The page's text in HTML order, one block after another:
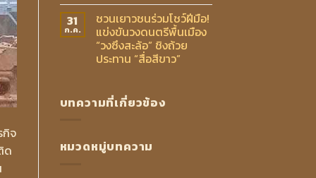
กิจ
ด
31
ก.ค.
ชวนเยาวชนร่วมโชว์ฝีมือ!
แข่งขันวงดนตรีพื้นเมือง
“วงซึงสะล้อ” ชิงถ้วย
ประทาน “สื่อสีขาว”
บทความที่เกี่ยวข้อง
หมวดหมู่บทความ